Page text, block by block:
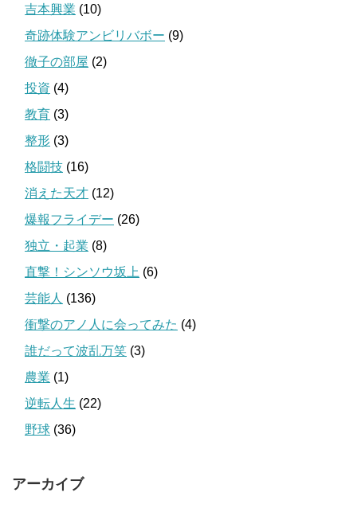
吉本興業 (10)
奇跡体験アンビリバボー (9)
徹子の部屋 (2)
投資 (4)
教育 (3)
整形 (3)
格闘技 (16)
消えた天才 (12)
爆報フライデー (26)
独立・起業 (8)
直撃！シンソウ坂上 (6)
芸能人 (136)
衝撃のアノ人に会ってみた (4)
誰だって波乱万笑 (3)
農業 (1)
逆転人生 (22)
野球 (36)
アーカイブ